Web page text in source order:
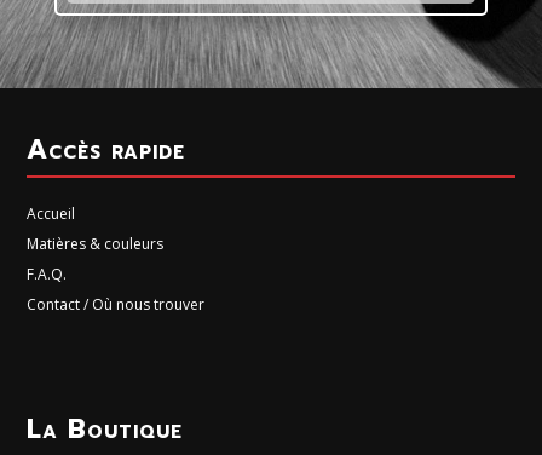
Accès rapide
Accueil
Matières & couleurs
F.A.Q.
Contact / Où nous trouver
La Boutique